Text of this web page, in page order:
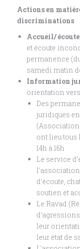
Actions en
discriminations
Accueil/
et écoute
permanence
samedi matin
Information
orientation
Des
juridiques en
(Association
ont lieu tous
14h à 16h
Le service
d’écoute,
soutien et
Le Ravad
leur
leur état de